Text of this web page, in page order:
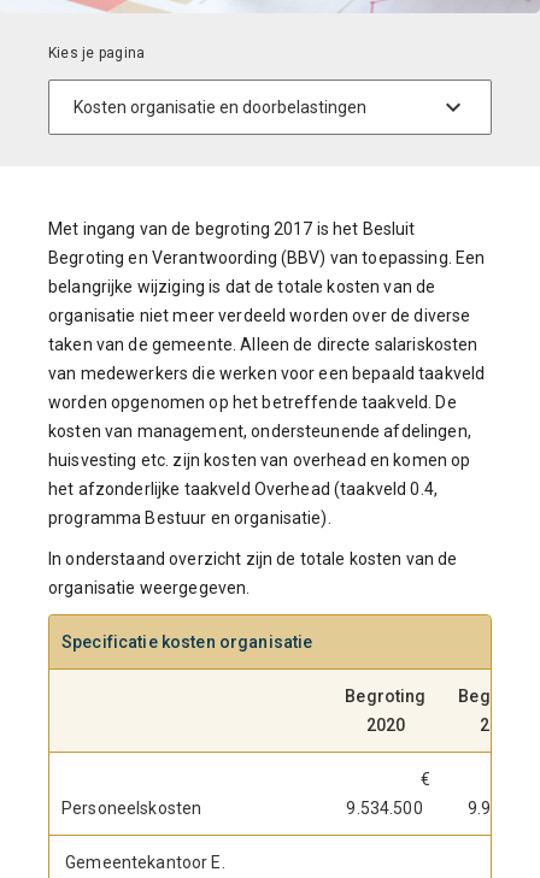
Met ingang van de begroting 2017 is het Besluit
Begroting en Verantwoording (BBV) van toepassing. Een
belangrijke wijziging is dat de totale kosten van de
organisatie niet meer verdeeld worden over de diverse
taken van de gemeente. Alleen de directe salariskosten
van medewerkers die werken voor een bepaald taakveld
worden opgenomen op het betreffende taakveld. De
kosten van management, ondersteunende afdelingen,
huisvesting etc. zijn kosten van overhead en komen op
het afzonderlijke taakveld Overhead (taakveld 0.4,
programma Bestuur en organisatie).
In onderstaand overzicht zijn de totale kosten van de
organisatie weergegeven.
Specificatie kosten organisatie
Begroting
2020
Begroting
2021
Personeelskosten
€
9.534.500
Gemeentekantoor E.